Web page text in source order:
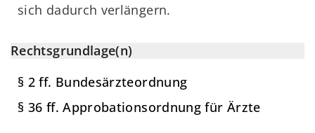
sich dadurch verlängern.
Rechtsgrundlage(n)
§ 2 ff. Bundesärzteordnung
§ 36 ff. Approbationsordnung für Ärzte